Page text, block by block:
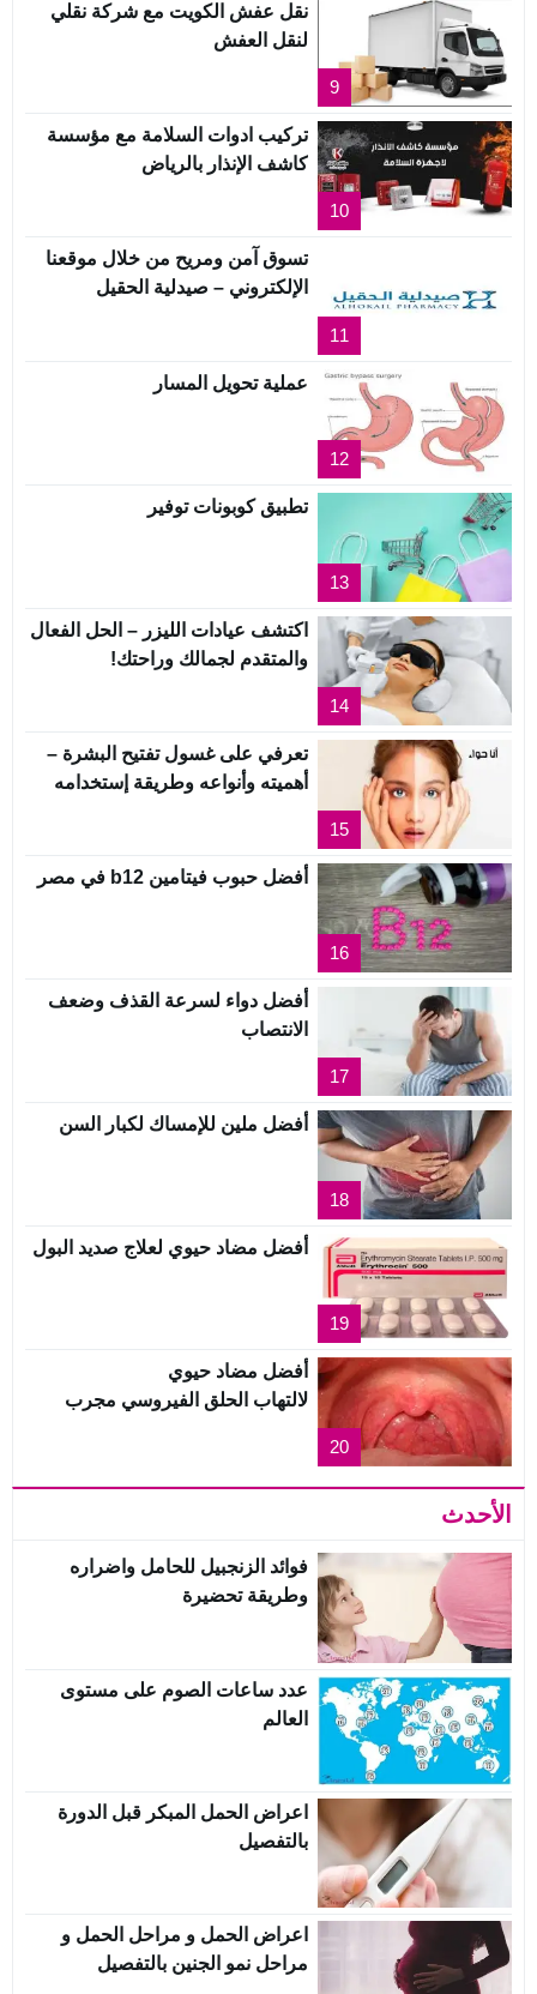
9
نقل عفش الكويت مع شركة نقلي
لنقل العفش
10
تركيب ادوات السلامة مع مؤسسة
كاشف الإنذار بالرياض
11
تسوق آمن ومريح من خلال موقعنا
الإلكتروني – صيدلية الحقيل
12
عملية تحويل المسار
13
تطبيق كوبونات توفير
14
اكتشف عيادات الليزر – الحل الفعال
والمتقدم لجمالك وراحتك!
15
تعرفي على غسول تفتيح البشرة –
أهميته وأنواعه وطريقة إستخدامه
16
أفضل حبوب فيتامين b12 في مصر
17
أفضل دواء لسرعة القذف وضعف
الانتصاب
18
أفضل ملين للإمساك لكبار السن
19
أفضل مضاد حيوي لعلاج صديد البول
20
أفضل مضاد حيوي
لالتهاب الحلق الفيروسي مجرب
الأحدث
فوائد الزنجبيل للحامل واضراره
وطريقة تحضيرة
عدد ساعات الصوم على مستوى
العالم
اعراض الحمل المبكر قبل الدورة
بالتفصيل
اعراض الحمل و مراحل الحمل و
مراحل نمو الجنين بالتفصيل